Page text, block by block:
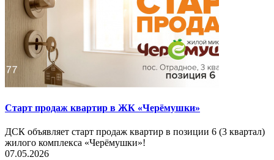
Старт продаж квартир в ЖК «Черёмушки»
ДСК объявляет старт продаж квартир в позиции 6 (3 квартал)
жилого комплекса «Черёмушки»!
07.05.2026